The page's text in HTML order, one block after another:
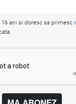
ani si doresc sa primesc